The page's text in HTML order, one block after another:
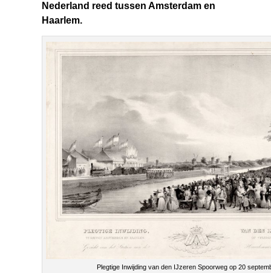
Nederland reed tussen Amsterdam en
Haarlem.
Plegtige Inwijding van den IJzeren Spoorweg op 20